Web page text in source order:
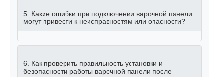
5. Какие ошибки при подключении варочной панели
могут привести к неисправностям или опасности?
6. Как проверить правильность установки и
безопасности работы варочной панели после